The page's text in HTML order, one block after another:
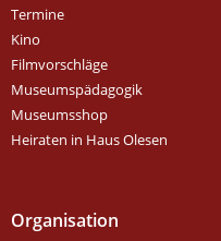
Termine
Kino
Filmvorschläge
Museumspädagogik
Museumsshop
Heiraten in Haus Olesen
Organisation